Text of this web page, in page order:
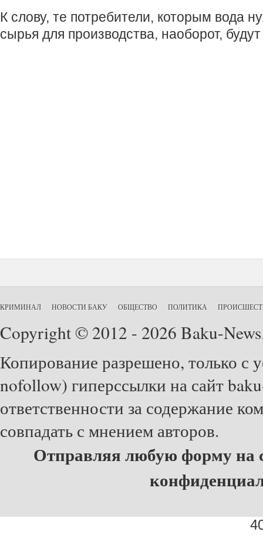
К слову, те потребители, которым вода
сырья для производства, наоборот,
КРИМИНАЛ НОВОСТИ БАКУ ОБЩЕСТВО ПОЛИТИКА
Copyright © 2012 - 2026 Baku-
Копирование разрешено, только с
nofollow) гиперссылки на сайт
ответственности за содержание
совпадать с мнением авторов.
Отправляя любую форму на